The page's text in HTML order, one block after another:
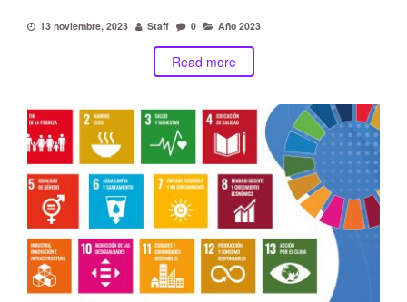
13 noviembre, 2023 Staff 0 Año 2023
Read more